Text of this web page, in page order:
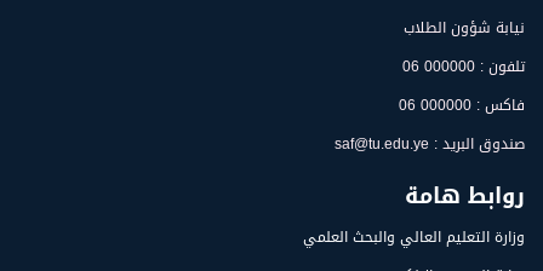
نيابة شؤون الطلاب
تلفون : 000000 06
فاكس : 000000 06
صندوق البريد : saf@tu.edu.ye
روابط هامة
وزارة التعليم العالي والبحث العلمي